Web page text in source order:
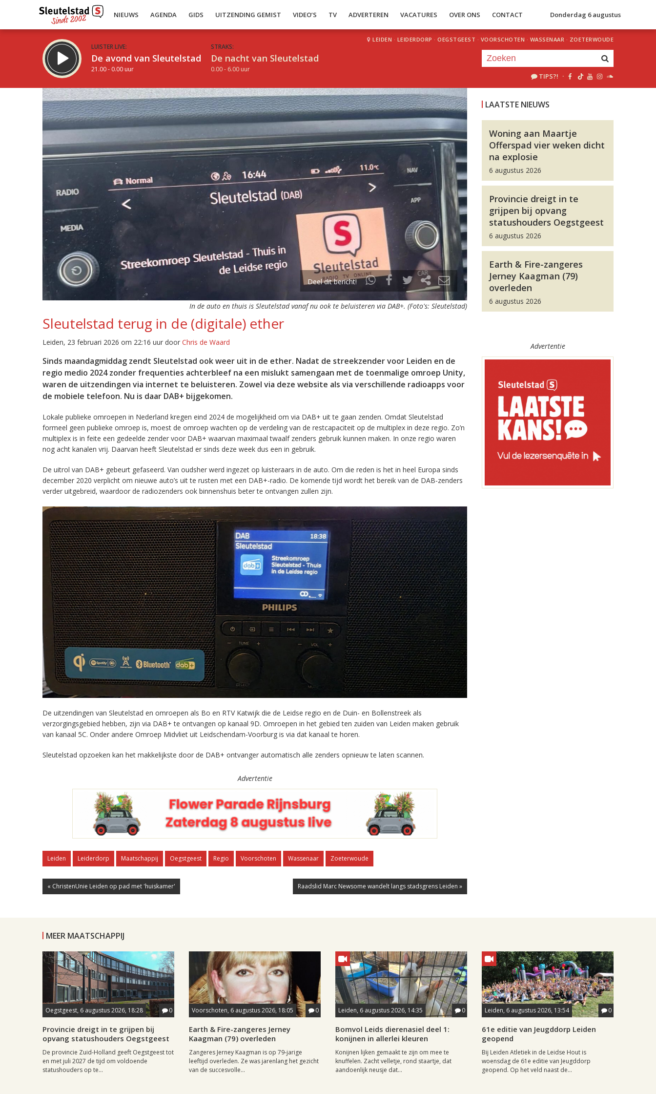
NIEUWS AGENDA GIDS UITZENDING GEMIST VIDEO’S TV ADVERTEREN VACATURES OVER ONS CONTACT Donderdag 6 augustus
LUISTER LIVE:
De avond van Sleutelstad
21.00 - 0.00 uur
STRAKS:
De nacht van Sleutelstad
0.00 - 6.00 uur
LEIDEN · LEIDERDORP · OEGSTGEEST · VOORSCHOTEN · WASSENAAR · ZOETERWOUDE
TIPS?! ·
Deel dit bericht!
In de auto en thuis is Sleutelstad vanaf nu ook te beluisteren via DAB+. (Foto's: Sleutelstad)
Sleutelstad terug in de (digitale) ether
Leiden, 23 februari 2026 om 22:16 uur door Chris de Waard
Sinds maandagmiddag zendt Sleutelstad ook weer uit in de ether. Nadat de streekzender voor Leiden en de
regio medio 2024 zonder frequenties achterbleef na een mislukt samengaan met de toenmalige omroep Unity,
waren de uitzendingen via internet te beluisteren. Zowel via deze website als via verschillende radioapps voor
de mobiele telefoon. Nu is daar DAB+ bijgekomen.
Lokale publieke omroepen in Nederland kregen eind 2024 de mogelijkheid om via DAB+ uit te gaan zenden. Omdat Sleutelstad
formeel geen publieke omroep is, moest de omroep wachten op de verdeling van de restcapaciteit op de multiplex in deze regio. Zo’n
multiplex is in feite een gedeelde zender voor DAB+ waarvan maximaal twaalf zenders gebruik kunnen maken. In onze regio waren
nog acht kanalen vrij. Daarvan heeft Sleutelstad er sinds deze week dus een in gebruik.
De uitrol van DAB+ gebeurt gefaseerd. Van oudsher werd ingezet op luisteraars in de auto. Om die reden is het in heel Europa sinds
december 2020 verplicht om nieuwe auto’s uit te rusten met een DAB+-radio. De komende tijd wordt het bereik van de DAB-zenders
verder uitgebreid, waardoor de radiozenders ook binnenshuis beter te ontvangen zullen zijn.
De uitzendingen van Sleutelstad en omroepen als Bo en RTV Katwijk die de Leidse regio en de Duin- en Bollenstreek als
verzorgingsgebied hebben, zijn via DAB+ te ontvangen op kanaal 9D. Omroepen in het gebied ten zuiden van Leiden maken gebruik
van kanaal 5C. Onder andere Omroep Midvliet uit Leidschendam-Voorburg is via dat kanaal te horen.
Sleutelstad opzoeken kan het makkelijkste door de DAB+ ontvanger automatisch alle zenders opnieuw te laten scannen.
Advertentie
Leiden Leiderdorp Maatschappij Oegstgeest Regio Voorschoten Wassenaar Zoeterwoude
« ChristenUnie Leiden op pad met 'huiskamer' Raadslid Marc Newsome wandelt langs stadsgrens Leiden »
LAATSTE NIEUWS
Woning aan Maartje
Offerspad vier weken dicht
na explosie
6 augustus 2026
Provincie dreigt in te
grijpen bij opvang
statushouders Oegstgeest
6 augustus 2026
Earth & Fire-zangeres
Jerney Kaagman (79)
overleden
6 augustus 2026
Advertentie
MEER MAATSCHAPPIJ
Oegstgeest, 6 augustus 2026, 18:28 0
Provincie dreigt in te grijpen bij
opvang statushouders Oegstgeest
De provincie Zuid-Holland geeft Oegstgeest tot
en met juli 2027 de tijd om voldoende
statushouders op te...
Voorschoten, 6 augustus 2026, 18:05 0
Earth & Fire-zangeres Jerney
Kaagman (79) overleden
Zangeres Jerney Kaagman is op 79-jarige
leeftijd overleden. Ze was jarenlang het gezicht
van de succesvolle...
Leiden, 6 augustus 2026, 14:35 0
Bomvol Leids dierenasiel deel 1:
konijnen in allerlei kleuren
Konijnen lijken gemaakt te zijn om mee te
knuffelen. Zacht velletje, rond staartje, dat
aandoenlijk neusje dat...
Leiden, 6 augustus 2026, 13:54 0
61e editie van Jeugddorp Leiden
geopend
Bij Leiden Atletiek in de Leidse Hout is
woensdag de 61e editie van Jeugddorp
geopend. Op het veld naast de...